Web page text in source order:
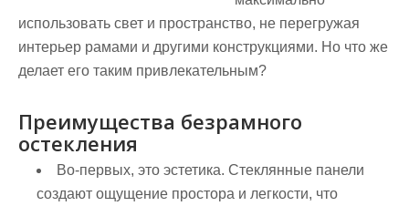
использовать свет и пространство, не перегружая
интерьер рамами и другими конструкциями. Но что же
делает его таким привлекательным?
Преимущества безрамного
остекления
Во-первых, это эстетика. Стеклянные панели
создают ощущение простора и легкости, что